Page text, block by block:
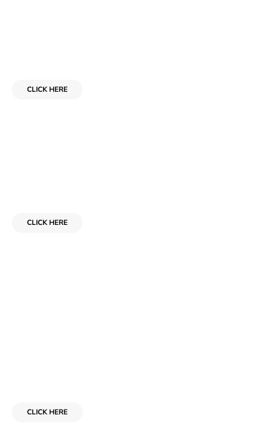
CLICK HERE
CLICK HERE
CLICK HERE